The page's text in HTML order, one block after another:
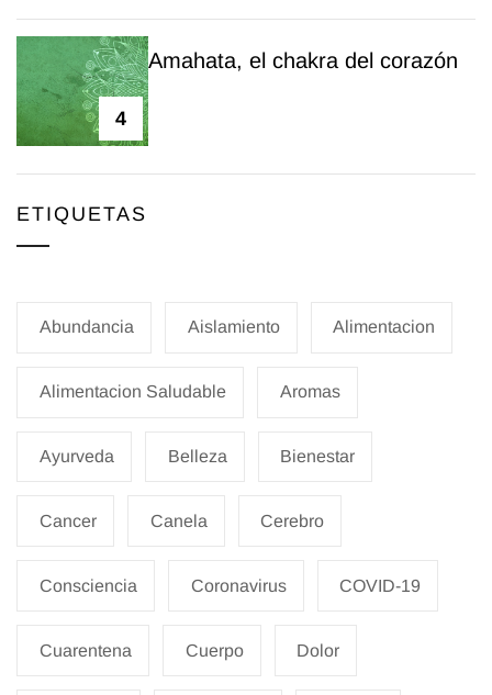
4
Amahata, el chakra del corazón
ETIQUETAS
Abundancia Aislamiento Alimentacion
Alimentacion Saludable Aromas
Ayurveda Belleza Bienestar
Cancer Canela Cerebro
Consciencia Coronavirus COVID-19
Cuarentena Cuerpo Dolor